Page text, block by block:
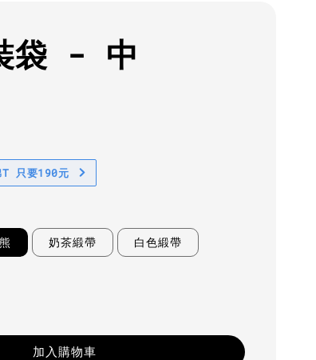
袋 - 中
T 只要190元
奶茶緞帶 白色緞帶
加入購物車